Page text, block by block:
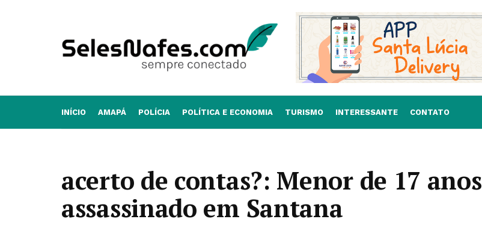
INÍCIO AMAPÁ POLÍCIA POLÍTICA E ECONOMIA TURISMO INTERESSANTE CONTATO
acerto de contas?: Menor de 17 anos
assassinado em Santana